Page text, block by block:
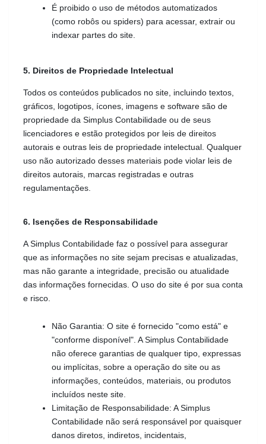
É proibido o uso de métodos automatizados
(como robôs ou spiders) para acessar, extrair ou
indexar partes do site.
5. Direitos de Propriedade Intelectual
Todos os conteúdos publicados no site, incluindo textos,
gráficos, logotipos, ícones, imagens e software são de
propriedade da Simplus Contabilidade ou de seus
licenciadores e estão protegidos por leis de direitos
autorais e outras leis de propriedade intelectual. Qualquer
uso não autorizado desses materiais pode violar leis de
direitos autorais, marcas registradas e outras
regulamentações.
6. Isenções de Responsabilidade
A Simplus Contabilidade faz o possível para assegurar
que as informações no site sejam precisas e atualizadas,
mas não garante a integridade, precisão ou atualidade
das informações fornecidas. O uso do site é por sua conta
e risco.
Não Garantia: O site é fornecido "como está" e
"conforme disponível". A Simplus Contabilidade
não oferece garantias de qualquer tipo, expressas
ou implícitas, sobre a operação do site ou as
informações, conteúdos, materiais, ou produtos
incluídos neste site.
Limitação de Responsabilidade: A Simplus
Contabilidade não será responsável por quaisquer
danos diretos, indiretos, incidentais,